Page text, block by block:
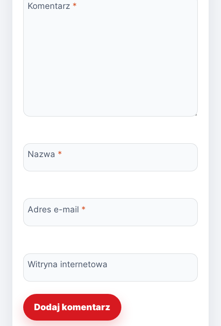
Komentarz *
Nazwa *
Adres e-mail *
Witryna internetowa